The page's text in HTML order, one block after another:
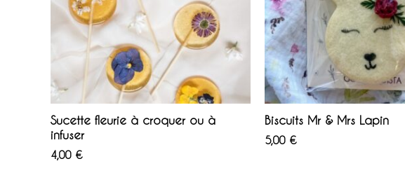
Sucette fleurie à croquer ou à
infuser
4,00 €
Biscuits Mr & Mrs Lapin
5,00 €